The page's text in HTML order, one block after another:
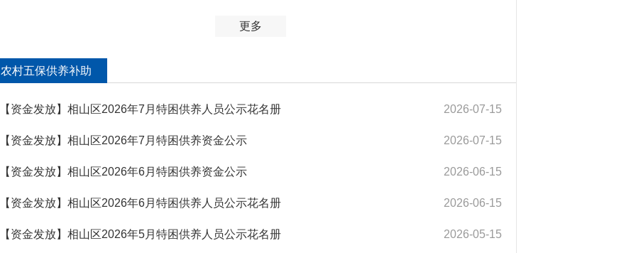
更多
农村五保供养补助
2026-07-15
【资金发放】相山区2026年7月特困供养人员公示花名册
2026-07-15
【资金发放】相山区2026年7月特困供养资金公示
2026-06-15
【资金发放】相山区2026年6月特困供养资金公示
2026-06-15
【资金发放】相山区2026年6月特困供养人员公示花名册
2026-05-15
【资金发放】相山区2026年5月特困供养人员公示花名册